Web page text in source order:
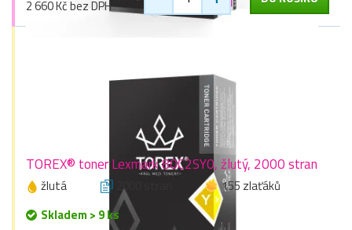
2 660 Kč bez DPH
TOREX® toner Lexmark 80C2SY0, žlutý, 2000 stran
žlutá 2000 stran
155 zlaťáků
Skladem > 9 ks